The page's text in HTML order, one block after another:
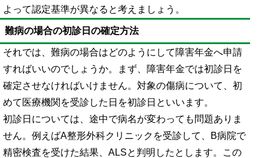
よって認定基準が異なると考えましょう。
難病の場合の初診日の確定方法
それでは、難病の場合はどのようにして障害年金へ申請
すればいいのでしょうか。まず、障害年金では初診日を
確定させなければいけません。対象の傷病について、初
めて医療機関を受診した日を初診日といいます。
初診日については、途中で病名が変わっても問題ありま
せん。例えばA整形外科クリニックを受診して、B病院で
精密検査を受けた結果、ALSと判明したとします。この